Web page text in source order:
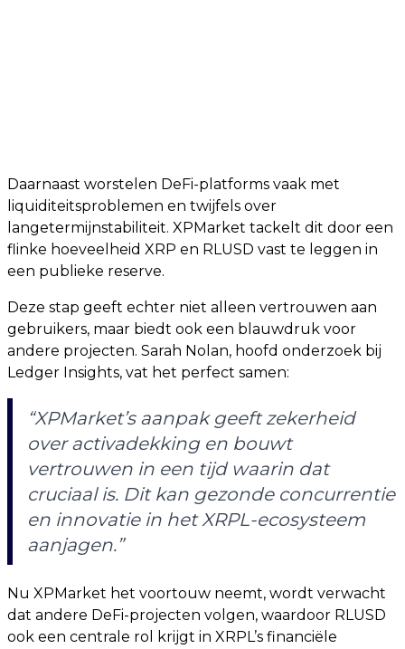
Daarnaast worstelen DeFi-platforms vaak met
liquiditeitsproblemen en twijfels over
langetermijnstabiliteit. XPMarket tackelt dit door een
flinke hoeveelheid XRP en RLUSD vast te leggen in
een publieke reserve.
Deze stap geeft echter niet alleen vertrouwen aan
gebruikers, maar biedt ook een blauwdruk voor
andere projecten. Sarah Nolan, hoofd onderzoek bij
Ledger Insights, vat het perfect samen:
“XPMarket’s aanpak geeft zekerheid
over activadekking en bouwt
vertrouwen in een tijd waarin dat
cruciaal is. Dit kan gezonde concurrentie
en innovatie in het XRPL-ecosysteem
aanjagen.”
Nu XPMarket het voortouw neemt, wordt verwacht
dat andere DeFi-projecten volgen, waardoor RLUSD
ook een centrale rol krijgt in XRPL’s financiële